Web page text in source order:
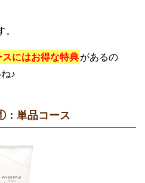
にはお得な特典があるの
♪
：単品コース